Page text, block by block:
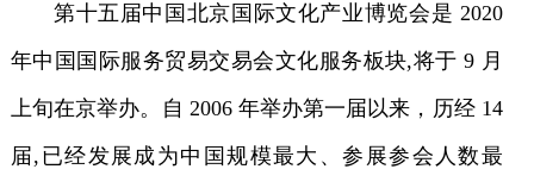
第十五届中国北京国际文化产业博览会是 2020
年中国国际服务贸易交易会文化服务板块,将于 9 月
上旬在京举办。自 2006 年举办第一届以来，历经 14
届,已经发展成为中国规模最大、参展参会人数最